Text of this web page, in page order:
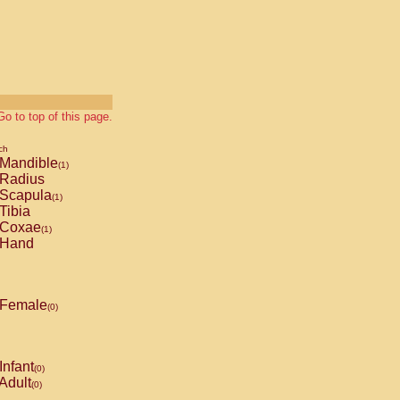
to top of this page.
Mandible(1)
Radius
Scapula(1)
Tibia
Coxae(1)
Hand
Female(0)
Infant(0)
(0)